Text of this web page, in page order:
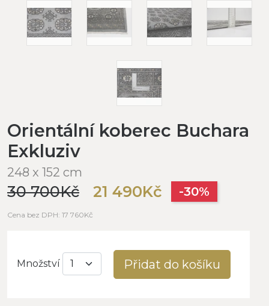
Orientální koberec Buchara
Exkluziv
248 x 152 cm
30 700Kč 21 490Kč -30%
Cena bez DPH: 17 760Kč
Množství Přidat do košíku